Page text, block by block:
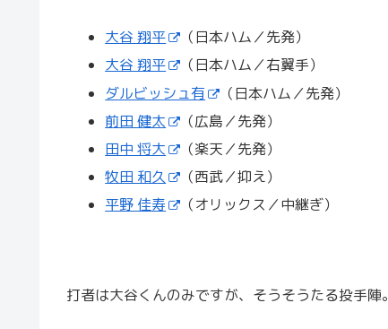
大谷 翔平
（日本ハム／先発）
大谷 翔平
（日本ハム／右翼手）
ダルビッシュ有
（日本ハム／先発）
前田 健太
（広島／先発）
田中 将大
（楽天／先発）
牧田 和久
（西武／抑え）
平野 佳寿
（オリックス／中継ぎ）
打者は大谷くんのみですが、そうそうたる投手陣。